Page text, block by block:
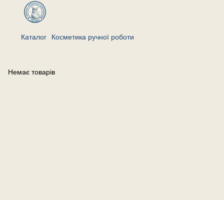
Каталог Косметика ручної роботи
Немає товарів